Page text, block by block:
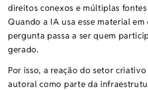
direitos conexos e múltiplas
Quando a IA usa esse material em
pergunta passa a ser quem
gerado.
Por isso, a reação do setor
autoral como parte da